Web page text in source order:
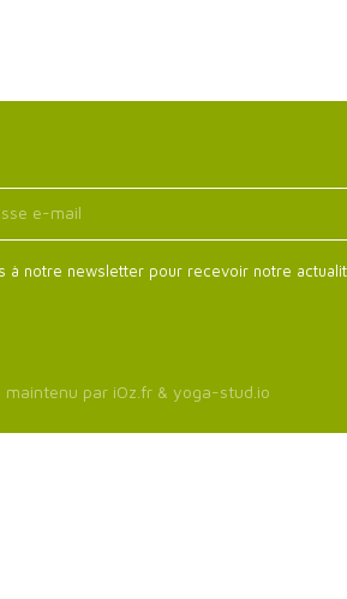
à notre newsletter pour recevoir notre
par iOz.fr & yoga-stud.io